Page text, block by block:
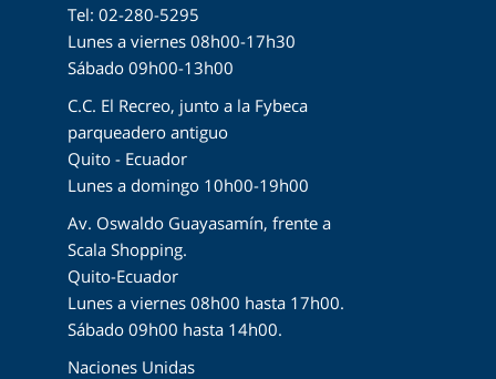
Tel: 02-280-5295
Lunes a viernes 08h00-17h30
Sábado 09h00-13h00
C.C. El Recreo, junto a la Fybeca
parqueadero antiguo
Quito - Ecuador
Lunes a domingo 10h00-19h00
Av. Oswaldo Guayasamín, frente a
Scala Shopping.
Quito-Ecuador
Lunes a viernes 08h00 hasta 17h00.
Sábado 09h00 hasta 14h00.
Naciones Unidas